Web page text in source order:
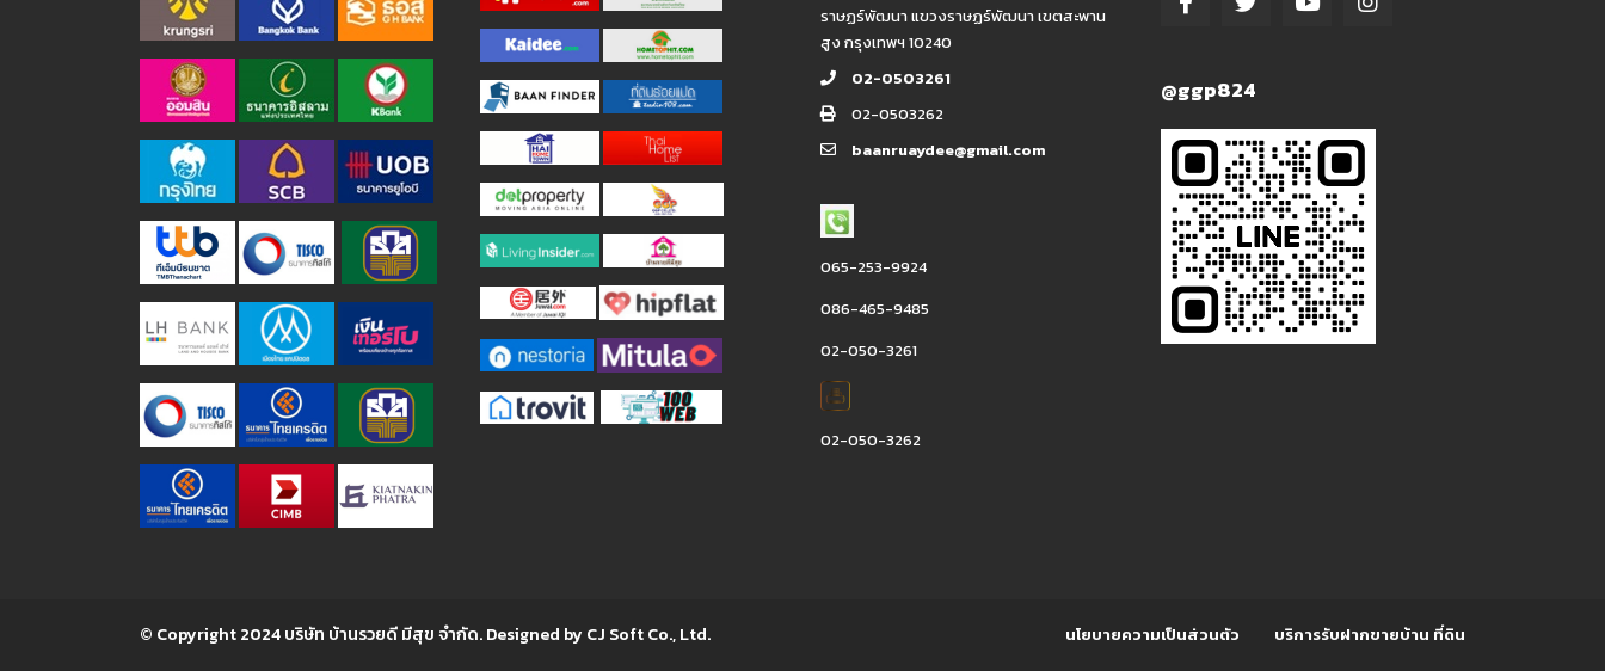
ราษฏร์พัฒนา แขวงราษฏร์พัฒนา เขตสะพาน
สูง กรุงเทพฯ 10240
02-0503261
02-0503262
baanruaydee@gmail.com
065-253-9924
086-465-9485
02-050-3261
02-050-3262
@ggp824
© Copyright 2024 บริษัท บ้านรวยดี มีสุข จำกัด. Designed by CJ Soft Co., Ltd. นโยบายความเป็นส่วนตัว บริการรับฝากขายบ้าน ที่ดิน